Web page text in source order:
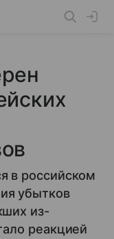
в российском
убытков
из-
реакцией